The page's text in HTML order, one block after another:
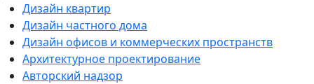
Дизайн квартир
Дизайн частного дома
Дизайн офисов и коммерческих пространств
Архитектурное проектирование
Авторский надзор